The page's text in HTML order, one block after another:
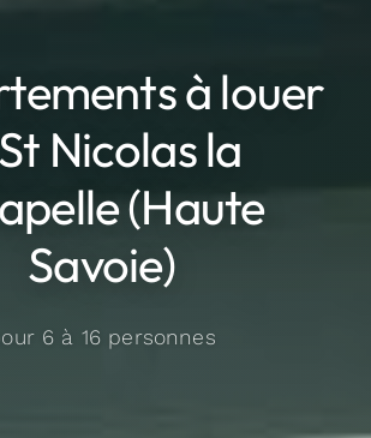
à louer
Nicolas la
(Haute
Savoie)
6 à 16 personnes